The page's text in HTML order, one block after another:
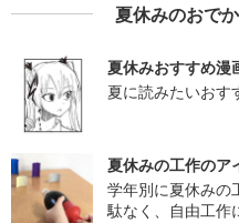
夏休みのおで
夏休みおすすめ漫
夏に読みたいおす
夏休みの工作のア
学年別に夏休みの
駄なく、自由工作